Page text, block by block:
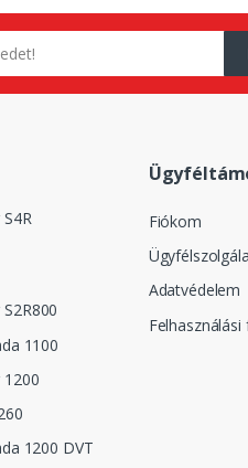
1100
1200 DVT
Fiókom
Adatvédelem